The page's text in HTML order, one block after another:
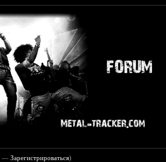
—Зарегистрироваться)